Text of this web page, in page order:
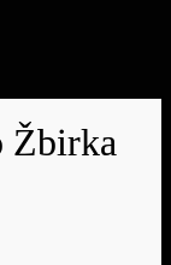
Žbirka